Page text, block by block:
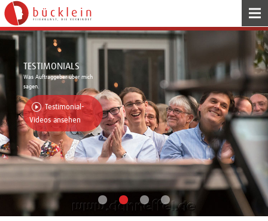
HOME
FEIERKUNST
AKTION
SHOWKNOWHOW
IMPRESSIONEN
TESTIMONIALS
Was Auftraggeber über mich
sagen.
Testimonial-
Videos ansehen